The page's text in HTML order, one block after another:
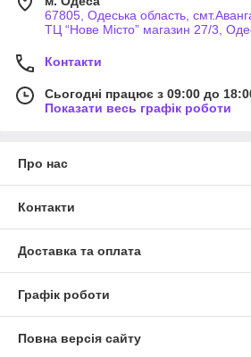
67805, Одеська область,
ТЦ “Нове Місто” магазин 27/3,
Контакти
Сьогодні працює з 09:00 до
Показати весь графік роботи
Про нас
Контакти
Доставка та оплата
Графік роботи
Повна версія сайту